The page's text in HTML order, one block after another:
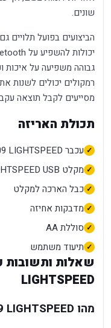
שונים.
הביצועים בפועל תלויים
גבוהה משפיעה על איכות
רמקולים יכולים לשנות
מסייעים לקבל תוצאה
תכולת האריזה
עכבר G309 LIGHTSPEED
מקלט LIGHTSPEED USB
כבל הארכה למקלט
מדבקות אחיזה
סוללת AA
תיעוד משתמש
LIGHTSPEED
מהו Logitech G G309 LIGHTSPEED?